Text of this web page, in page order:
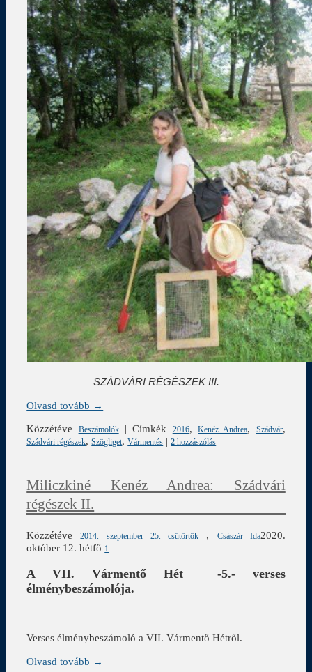
SZÁDVÁRI RÉGÉSZEK III.
Olvasd tovább →
Közzétéve
Beszámolók|Címkék 2016,Kenéz Andrea, Szádvár,
Szádvári régészek,Szögliget,Vármentés |2 hozzászólás
Miliczkiné Kenéz Andrea: Szádvári
régészek II.
Közzétéve2014. szeptember 25. csütörtök , Császár Ida2020.
október 12. hétfő 1
A VII. Vármentő Hét -5.- verses
élménybeszámolója.
Verses élménybeszámoló a VII. Vármentő Hétről.
Olvasd tovább →